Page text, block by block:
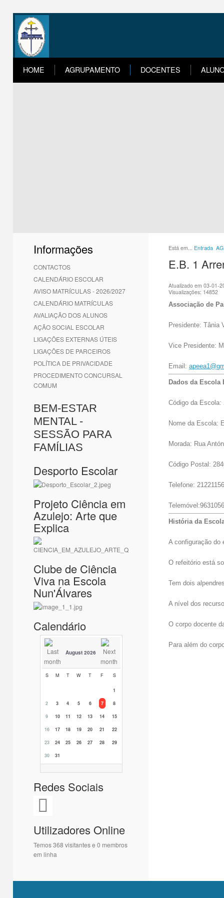
HOME AGRUPAMENTO DOCENTES
Informações
CONTACTOS
CALENDÁRIO ESCOLAR
AVISO MATRÍCULAS - 2026/2027
CALENDÁRIO MATRÍCULAS
AVALIAÇÃO DOS ALUNOS
AÇÃO SOCIAL ESCOLAR
LIGAÇÕES EXTERNAS ÚTEIS
LIGAÇÕES DE PARCEIROS
POLÍTICA DE PRIVACIDADE
PROCEDIMENTO CONCURSAL
COMUM
BEM-ESTAR
MENTAL -
SESSÃO PARA
FAMÍLIAS
Desporto Escolar
Projeto Ciência em
Azulejo: Arte que
Explica
Clube de Ciência
Viva na Escola
Nun'Álvares
Calendário
August 2026
S M T W T F S
1
2
3 4 5 6 7
8
9
10 11 12 13 14
15
16
17 18 19 20 21
22
23
24 25 26 27 28
29
30
31
Redes Sociais
Utilizadores Online
Temos 368 visitantes e 0 membros
em linha
Está em... Entrada
E.B. 1
Atualizado em 03-01-
Visualizações: 14852
Associação de
Presidente: Tânia
Vice Presidente:
Email:
Dados da Escola
Código da Escola:
Nome da Escola:
Morada: Rua
Código Postal:
Telefone:
História da
A configuração do
O refeitório está
Tem dois
A nível dos
O corpo docente
Para além do